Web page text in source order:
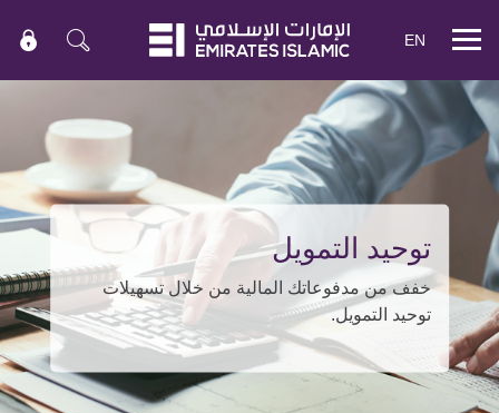
Mobile
EN
توحيد التمويل
خفف من مدفوعاتك المالية من خلال تسهيلات
توحيد التمويل.